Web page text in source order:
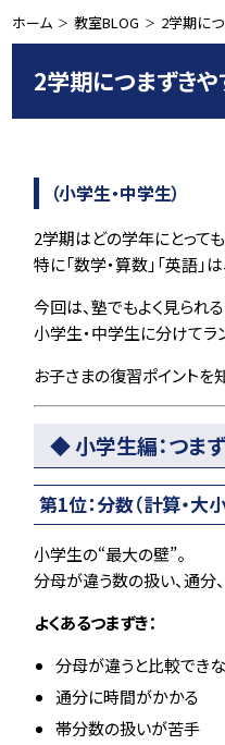
ホーム 教室BLOG 2学期に
2学期につまずき
（小学生・中学生）
2学期はどの学年にとって
特に「数学・算数」「英語
今回は、塾でもよく見られ
小学生・中学生に分けてラ
お子さまの復習ポイントを
◆ 小学生編：つま
第1位：分数（計算・大
小学生の“最大の壁”。
分母が違う数の扱い、通分
よくあるつまずき：
分母が違うと比較でき
通分に時間がかかる
帯分数の扱いが苦手